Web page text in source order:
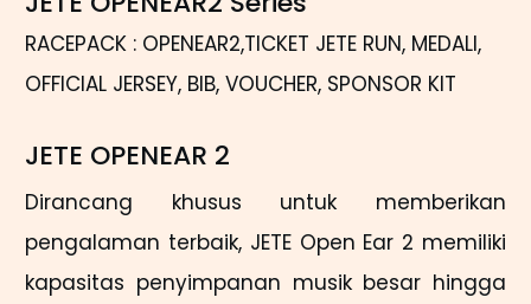
RACEPACK : OPENEAR2,TICKET JETE RUN, MEDALI,
OFFICIAL JERSEY, BIB, VOUCHER, SPONSOR KIT
JETE OPENEAR 2
Dirancang khusus untuk memberikan
pengalaman terbaik, JETE Open Ear 2 memiliki
kapasitas penyimpanan musik besar hingga